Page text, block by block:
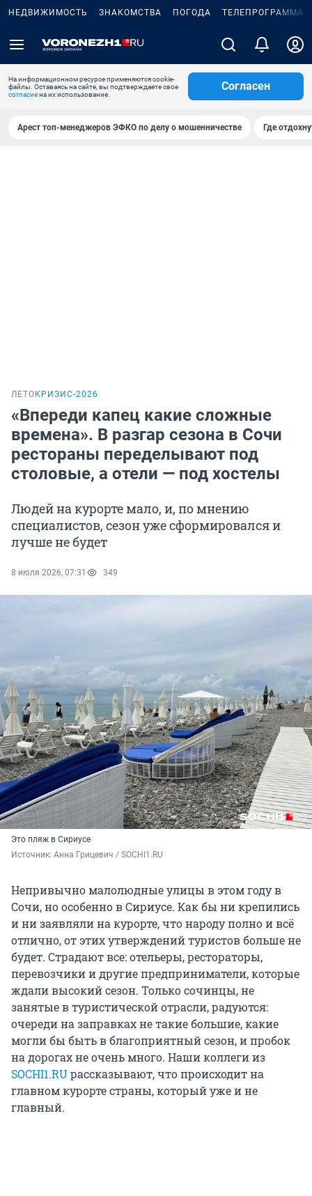
НЕДВИЖИМОСТЬ ЗНАКОМСТВА ПОГОДА ТЕЛЕПРОГРАММА
На информационном ресурсе применяются cookie-
файлы. Оставаясь на сайте, вы подтверждаете свое
согласиена их использование.
Согласен
Арест топ-менеджеров ЭФКО по делу о мошенничестве Где
ЛЕТО КРИЗИС-2026
«Впереди капец какие сложные
времена». В разгар сезона в Сочи
рестораны переделывают под
столовые, а отели — под хостелы
Людей на курорте мало, и, по мнению
специалистов, сезон уже сформировался и
лучше не будет
8 июля 2026, 07:31 349
Это пляж в Сириусе
Источник: Анна Грицевич / SOCHI1.RU
Непривычно малолюдные улицы в этом году в
Сочи, но особенно в Сириусе. Как бы ни крепились
и ни заявляли на курорте, что народу полно и всё
отлично, от этих утверждений туристов больше не
будет. Страдают все: отельеры, рестораторы,
перевозчики и другие предприниматели, которые
ждали высокий сезон. Только сочинцы, не
занятые в туристической отрасли, радуются:
очереди на заправках не такие большие, какие
могли бы быть в благоприятный сезон, и пробок
на дорогах не очень много. Наши коллеги из
SOCHI1.RUрассказывают, что происходит на
главном курорте страны, который уже и не
главный.